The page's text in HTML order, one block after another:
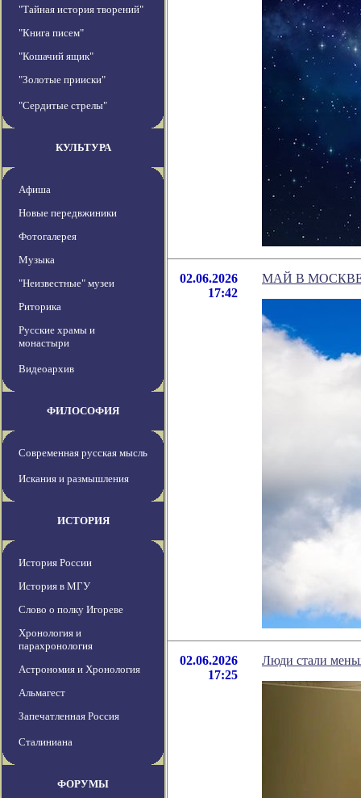
"Тайная история творений"
"Книга писем"
"Кошачий ящик"
"Золотые прииски"
"Сердитые стрелы"
КУЛЬТУРА
Афиша
Новые передвжиники
Фотогалерея
Музыка
"Неизвестные" музеи
Риторика
Русские храмы и
монастыри
Видеоархив
ФИЛОСОФИЯ
Современная русская мысль
Искания и размышления
ИСТОРИЯ
История России
История в МГУ
Слово о полку Игореве
Хронология и
парахронология
Астрономия и Хронология
Альмагест
Запечатленная Россия
Сталиниана
ФОРУМЫ
02.06.2026
17:42
МАЙ В
02.06.2026
17:25
Люди стали